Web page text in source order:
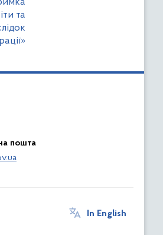
та
пошта
In English